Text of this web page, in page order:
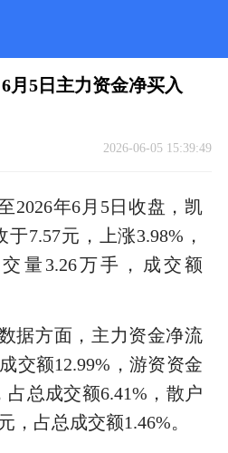
月5日主力资金净买入
2026-06-05 15:39:49
2026年6月5日收盘，凯
7.57元，上涨3.98%，
量3.26万手，成交额
据方面，主力资金净流
交额12.99%，游资资金
占总成交额6.41%，散户
，占总成交额1.46%。